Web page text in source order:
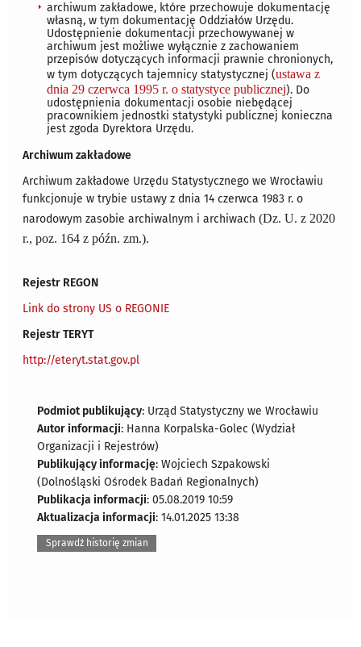
archiwum zakładowe, które przechowuje dokumentację
własną, w tym dokumentację Oddziałów Urzędu.
Udostępnienie dokumentacji przechowywanej w
archiwum jest możliwe wyłącznie z zachowaniem
przepisów dotyczących informacji prawnie chronionych,
w tym dotyczących tajemnicy statystycznej (ustawa z
dnia 29 czerwca 1995 r. o statystyce publicznej). Do
udostępnienia dokumentacji osobie niebędącej
pracownikiem jednostki statystyki publicznej konieczna
jest zgoda Dyrektora Urzędu.
Archiwum zakładowe
Archiwum zakładowe Urzędu Statystycznego we Wrocławiu
funkcjonuje w trybie ustawy z dnia 14 czerwca 1983 r. o
narodowym zasobie archiwalnym i archiwach (Dz. U. z 2020
r., poz. 164 z późn. zm.).
Rejestr REGON
Link do strony US o REGONIE
Rejestr TERYT
http://eteryt.stat.gov.pl
Podmiot publikujący: Urząd Statystyczny we Wrocławiu
Autor informacji: Hanna Korpalska-Golec (Wydział
Organizacji i Rejestrów)
Publikujący informację: Wojciech Szpakowski
(Dolnośląski Ośrodek Badań Regionalnych)
Publikacja informacji: 05.08.2019 10:59
Aktualizacja informacji: 14.01.2025 13:38
Sprawdź historię zmian